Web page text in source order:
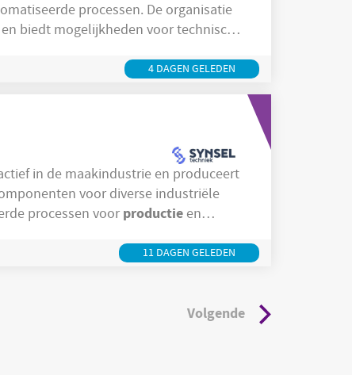
processen. De organisatie
biedt mogelijkheden voor technische
maakindustrie en ligt de nadruk op
4 DAGEN GELEDEN
voor diverse industriële
processen voor productieen
Boxtel ligt de focus op vakmanschap,
11 DAGEN GELEDEN
Volgende